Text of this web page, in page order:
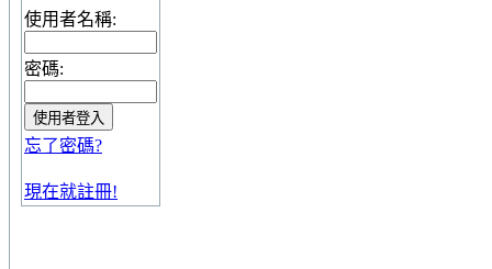
使用者名稱:
密碼:
忘了密碼?
現在就註冊!